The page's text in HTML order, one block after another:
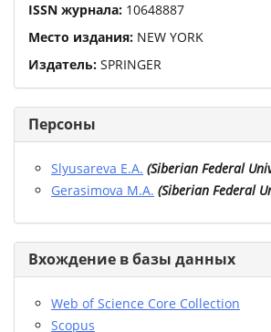
ISSN журнала: 10648887
Место издания: NEW YORK
Издатель: SPRINGER
Персоны
Slyusareva E.A. (Siberian Federal
Gerasimova M.A. (Siberian Federal
Вхождение в базы данных
Web of Science Core Collection
Scopus